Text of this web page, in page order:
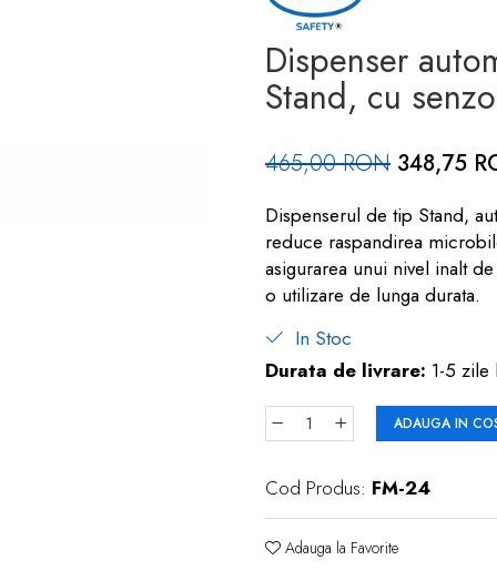
Dispenser
Stand, cu
465,00 RON 348,75
Dispenserul de tip Stand,
reduce raspandirea
asigurarea unui nivel inalt
o utilizare de lunga durata.
In Stoc
Durata de livrare: 1-5 zile
ADAUGA IN
Cod Produs: FM-24
Adauga la Favorite